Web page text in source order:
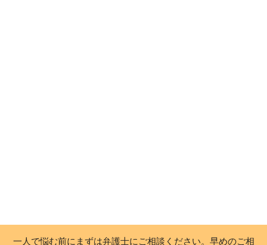
一人で悩む前にまずは弁護士にご相談ください。早めのご相